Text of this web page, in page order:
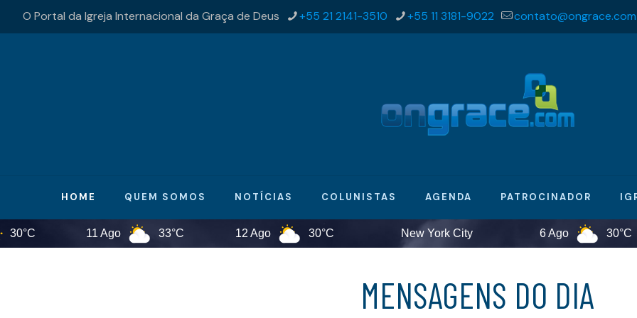
O Portal da Igreja Internacional da Graça de Deus +55 21 2141-3510 +55 11 3181-9022 contato@ongrace.com
HOME QUEM SOMOS NOTÍCIAS COLUNISTAS AGENDA PATROCINADOR
11 Ago 33°C 12 Ago 30°C New York City 30°C
MENSAGENS DO DIA